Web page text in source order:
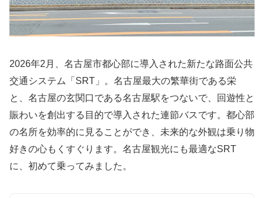
2026年2月、名古屋市都心部に導入された新たな路面公共
交通システム「SRT」。名古屋最大の繁華街である栄
と、名古屋の玄関口である名古屋駅をつないで、回遊性と
賑わいを創出する目的で導入された連節バスです。都心部
の名所を効率的に見ることができ、未来的な外観は乗り物
好きの心もくすぐります。名古屋観光にも最適なSRT
に、初めて乗ってみました。